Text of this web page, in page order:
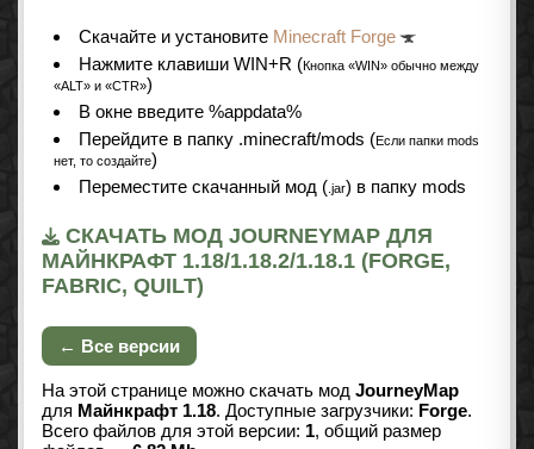
Cкачайте и установите Minecraft Forge
Нажмите клавиши WIN+R (Кнопка «WIN» обычно между
«ALT» и «CTR»)
В окне введите %appdata%
Перейдите в папку .minecraft/mods (Если папки mods
нет, то создайте)
Переместите скачанный мод ( .jar) в папку mods
СКАЧАТЬ МОД JOURNEYMAP ДЛЯ
МАЙНКРАФТ 1.18/1.18.2/1.18.1 (FORGE,
FABRIC, QUILT)
← Все версии
На этой странице можно скачать мод JourneyMap
для Майнкрафт 1.18. Доступные загрузчики: Forge.
Всего файлов для этой версии: 1, общий размер